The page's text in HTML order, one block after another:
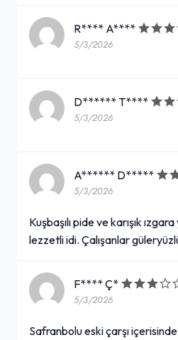
R**** A****
5/3/2026
D****** T****
5/3/2026
A****** D*****
5/3/2026
Kuşbaşılı pide ve karışık
lezzetli idi. Çalışanlar
F**** Ç*
5/3/2026
Safranbolu eski çarşı